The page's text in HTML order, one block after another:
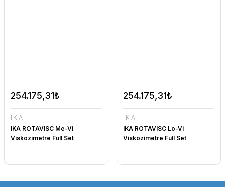
254.175,31₺
IKA
IKA ROTAVISC Me-Vi
Viskozimetre Full Set
254.175,31₺
IKA
IKA ROTAVISC Lo-Vi
Viskozimetre Full Set